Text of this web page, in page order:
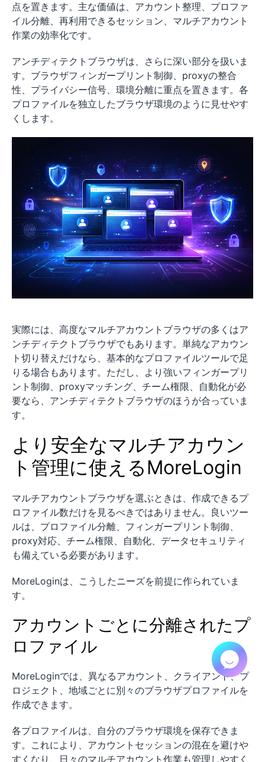
点を置きます。主な価値は、アカウント整理、プロファ
イル分離、再利用できるセッション、マルチアカウント
作業の効率化です。
アンチディテクトブラウザは、さらに深い部分を扱いま
す。ブラウザフィンガープリント制御、proxyの整合
性、プライバシー信号、環境分離に重点を置きます。各
プロファイルを独立したブラウザ環境のように見せやす
くします。
実際には、高度なマルチアカウントブラウザの多くはア
ンチディテクトブラウザでもあります。単純なアカウン
ト切り替えだけなら、基本的なプロファイルツールで足
りる場合もあります。ただし、より強いフィンガープリ
ント制御、proxyマッチング、チーム権限、自動化が必
要なら、アンチディテクトブラウザのほうが合っていま
す。
より安全なマルチアカウン
ト管理に使えるMoreLogin
マルチアカウントブラウザを選ぶときは、作成できるプ
ロファイル数だけを見るべきではありません。良いツー
ルは、プロファイル分離、フィンガープリント制御、
proxy対応、チーム権限、自動化、データセキュリティ
も備えている必要があります。
MoreLoginは、こうしたニーズを前提に作られていま
す。
アカウントごとに分離されたプ
ロファイル
MoreLoginでは、異なるアカウント、クライアント、プ
ロジェクト、地域ごとに別々のブラウザプロファイルを
作成できます。
各プロファイルは、自分のブラウザ環境を保存できま
す。これにより、アカウントセッションの混在を避けや
すくなり、日々のマルチアカウント作業も管理しやすく